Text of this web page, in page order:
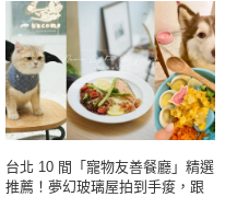
台北 10 間「寵物友善餐廳」精選
推薦！夢幻玻璃屋拍到手痠，跟